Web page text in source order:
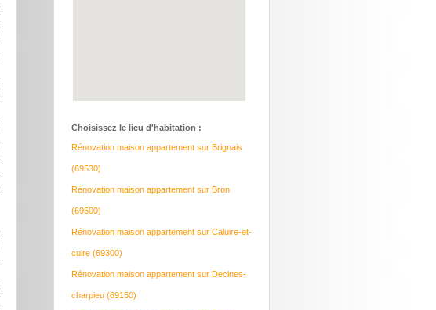
Choisissez le lieu d'habitation :
Rénovation maison appartement sur Brignais
(69530)
Rénovation maison appartement sur Bron
(69500)
Rénovation maison appartement sur Caluire-et-
cuire (69300)
Rénovation maison appartement sur Decines-
charpieu (69150)